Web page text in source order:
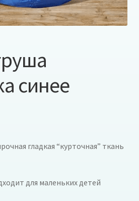
синее
гладкая “курточная” ткань
для маленьких детей